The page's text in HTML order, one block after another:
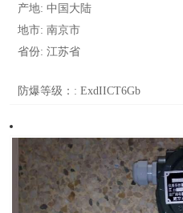
产地: 中国大陆
地市: 南京市
省份: 江苏省
防爆等级：: ExdIICT6Gb